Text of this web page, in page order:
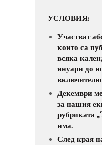
УСЛОВИЯ:
Участват
които са
всяка
януари до
Декември
за нашия
рубриката
има.
След края